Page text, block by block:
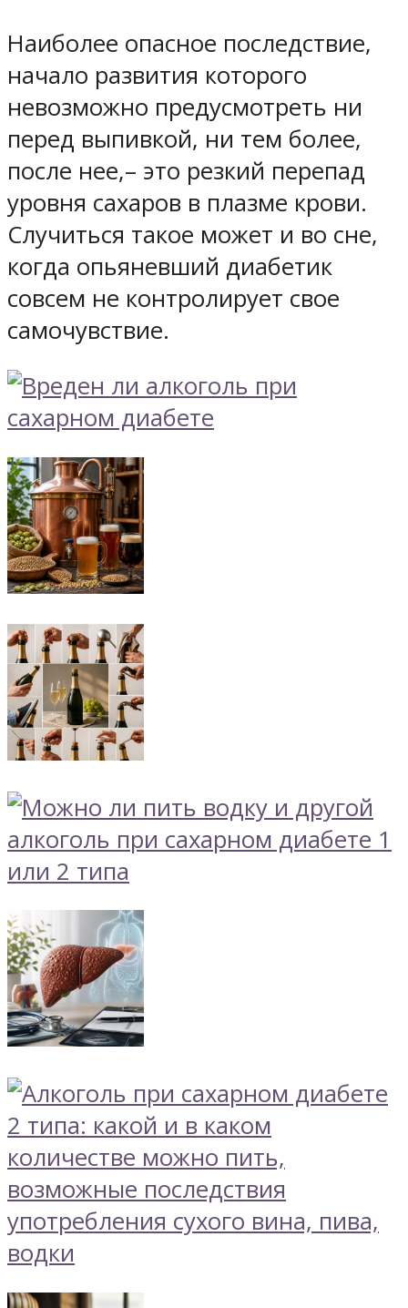
Наиболее опасное последствие,
начало развития которого
невозможно предусмотреть ни
перед выпивкой, ни тем более,
после нее,– это резкий перепад
уровня сахаров в плазме крови.
Случиться такое может и во сне,
когда опьяневший диабетик
совсем не контролирует свое
самочувствие.